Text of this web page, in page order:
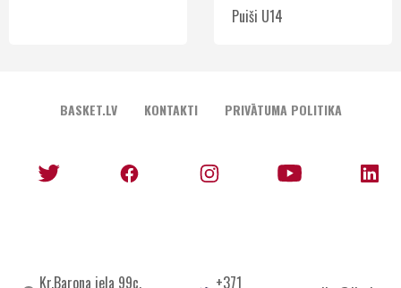
Puiši U14
BASKET.LV KONTAKTI PRIVĀTUMA POLITIKA
Kr.Barona iela 99c, +371